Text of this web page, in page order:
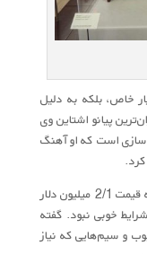
خاص، بلکه به دلیل
پیانو اشتاین وی
سازی است که او آهنگ
جالب است بدانید که این پیانو در سال ۲۰۰۰ به قیمت 2/1 میلیون دلار
خوبی نبود. گفته
و سیم‌هایی که نیاز